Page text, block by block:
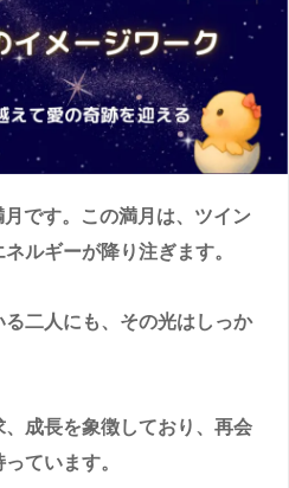
です。この満月は、ツイン
ルギーが降り注ぎます。
二人にも、その光はしっか
成長を象徴しており、再会
ています。